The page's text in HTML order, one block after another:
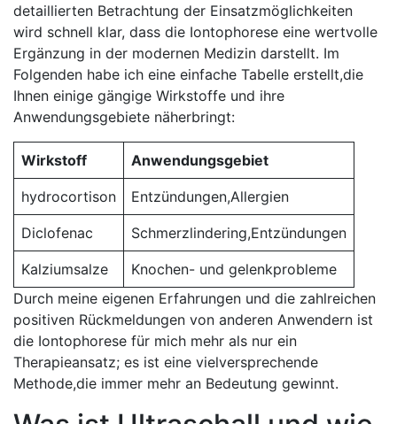
detaillierten Betrachtung der Einsatzmöglichkeiten‍
wird ⁣schnell klar, ⁣dass die Iontophorese eine wertvolle
Ergänzung in⁣ der modernen Medizin darstellt. Im
Folgenden habe​ ich eine einfache Tabelle erstellt,die
Ihnen einige gängige Wirkstoffe⁢ und ihre⁤
Anwendungsgebiete näherbringt:
Wirkstoff Anwendungsgebiet
hydrocortison Entzündungen,Allergien
Diclofenac Schmerzlindering,Entzündungen
Kalziumsalze
Knochen-​ und gelenkprobleme
Durch⁢ meine⁤ eigenen Erfahrungen und​ die zahlreichen
positiven Rückmeldungen von ⁤anderen Anwendern ist⁤
die Iontophorese für mich ‌mehr als nur ein
Therapieansatz; es ist eine vielversprechende
Methode,die immer mehr ‌an Bedeutung gewinnt.